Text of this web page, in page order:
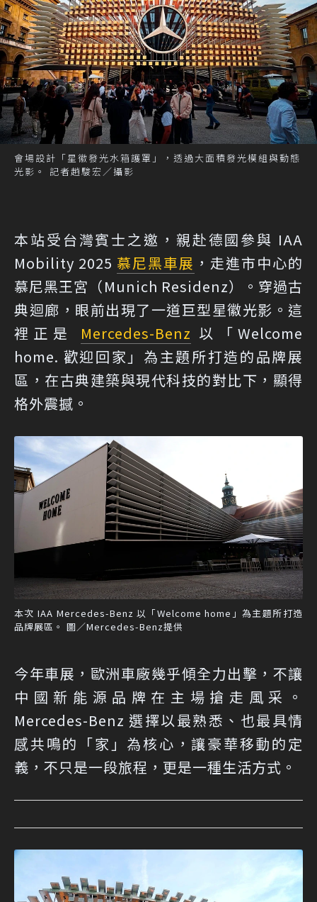
會場設計「星徽發光水箱護罩」，透過大面積發光模組與動態
光影。 記者趙駿宏／攝影
本站受台灣賓士之邀，親赴德國參與 IAA
Mobility 2025 慕尼黑車展 ，走進市中心的
慕尼黑王宮（Munich Residenz）。穿過古
典迴廊，眼前出現了一道巨型星徽光影。這
裡正是 Mercedes-Benz 以「Welcome
home. 歡迎回家」為主題所打造的品牌展
區，在古典建築與現代科技的對比下，顯得
格外震撼。
本次 IAA Mercedes-Benz 以「Welcome home」為主題所打造
品牌展區。 圖／Mercedes-Benz提供
今年車展，歐洲車廠幾乎傾全力出擊，不讓
中國新能源品牌在主場搶走風采。
Mercedes-Benz 選擇以最熟悉、也最具情
感共鳴的「家」為核心，讓豪華移動的定
義，不只是一段旅程，更是一種生活方式。